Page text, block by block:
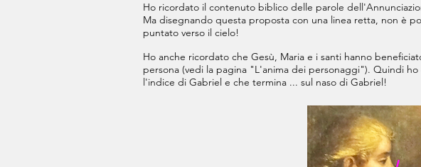
Ho ricordato il contenuto biblico delle parole
Ma disegnando questa proposta con una linea retta, non è
puntato verso il cielo!
Ho anche ricordato che Gesù, Maria e i santi hanno
persona (vedi la pagina "L'anima dei personaggi"). Quindi
l'indice di Gabriel e che termina ... sul naso di Gabriel!